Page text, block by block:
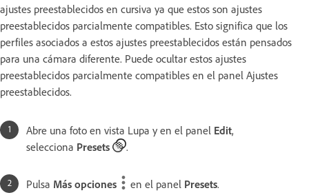
ajustes preestablecidos en cursiva ya que estos son ajustes
preestablecidos parcialmente compatibles. Esto significa que los
perfiles asociados a estos ajustes preestablecidos están pensados
para una cámara diferente. Puede ocultar estos ajustes
preestablecidos parcialmente compatibles en el panel Ajustes
preestablecidos.
Abre una foto en vista Lupa y en el panel Edit,
selecciona Presets .
Pulsa Más opciones en el panel Presets.